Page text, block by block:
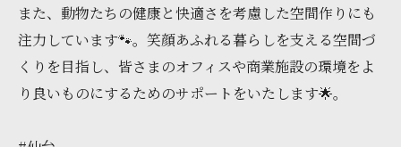
また、動物たちの健康と快適さを考慮した空間作りにも
注力しています🐾。笑顔あふれる暮らしを支える空間づ
くりを目指し、皆さまのオフィスや商業施設の環境をよ
り良いものにするためのサポートをいたします🌟。